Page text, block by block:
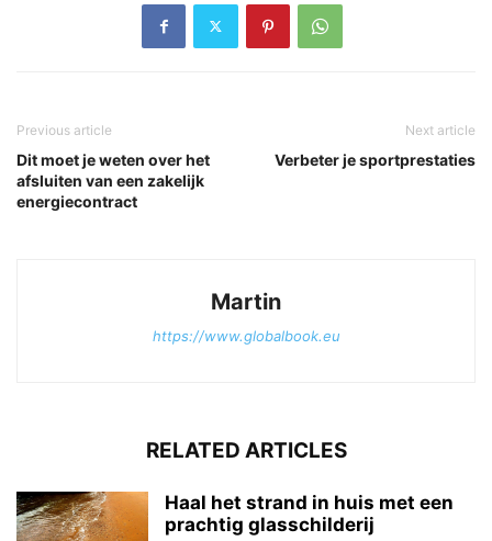
Previous article
Dit moet je weten over het
afsluiten van een zakelijk
energiecontract
Next article
Verbeter je sportprestaties
Martin
https://www.globalbook.eu
RELATED ARTICLES
Haal het strand in huis met een
prachtig glasschilderij